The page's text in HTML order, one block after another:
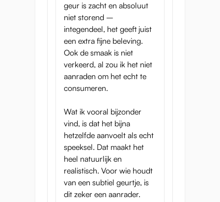
geur is zacht en absoluut
niet storend –
integendeel, het geeft juist
een extra fijne beleving.
Ook de smaak is niet
verkeerd, al zou ik het niet
aanraden om het echt te
consumeren.
Wat ik vooral bijzonder
vind, is dat het bijna
hetzelfde aanvoelt als echt
speeksel. Dat maakt het
heel natuurlijk en
realistisch. Voor wie houdt
van een subtiel geurtje, is
dit zeker een aanrader.